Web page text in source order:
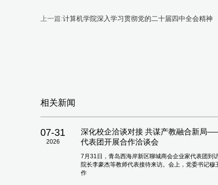
上一篇:计算机学院深入学习贯彻党的二十届四中全会精神
相关新闻
07-31
2026
深化校企洽谈对接 共谋产教融合新局
代表团开展合作洽谈会
7月31日，青岛西海岸新区聊城商会企业家代表团到
院长李豪杰等教师代表接待来访。会上，党委书记
作